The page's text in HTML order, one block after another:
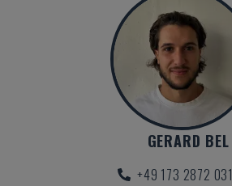
GERARD BEL
+49 173 2872 031